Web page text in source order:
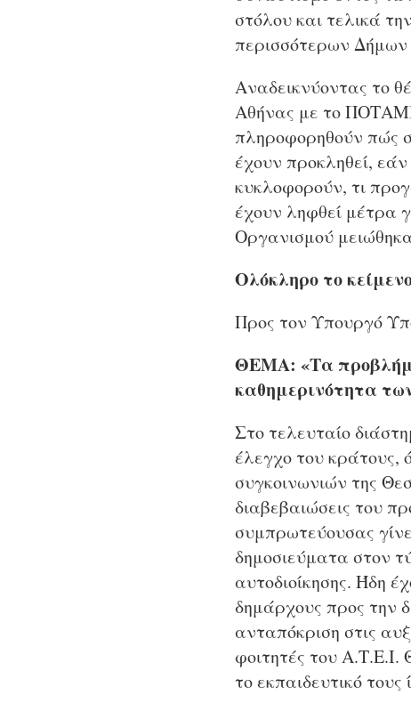
στόλου και τελικά
περισσότερων Δήμων
Αναδεικνύοντας το
Αθήνας με το
πληροφορηθούν πώς
έχουν προκληθεί,
κυκλοφορούν, τι
έχουν ληφθεί μέτρα
Οργανισμού
Ολόκληρο το
Προς τον Υπουργό
ΘΕΜΑ: «Τα
καθημερινότητα
Στο τελευταίο
έλεγχο του κράτους,
συγκοινωνιών της
διαβεβαιώσεις του
συμπρωτεύουσας
δημοσιεύματα στον
αυτοδιοίκησης. Ήδη
δημάρχους προς την
ανταπόκριση στις
φοιτητές του Α.Τ.Ε.Ι.
το εκπαιδευτικό τους